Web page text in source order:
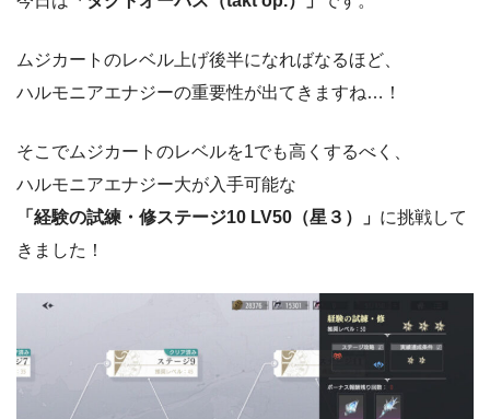
ムジカートのレベル上げ後半になればなるほど、
ハルモニアエナジーの重要性が出てきますね…！
そこでムジカートのレベルを1でも高くするべく、
ハルモニアエナジー大が入手可能な
「経験の試練・修ステージ10 LV50（星３）」 に挑戦して
きました！